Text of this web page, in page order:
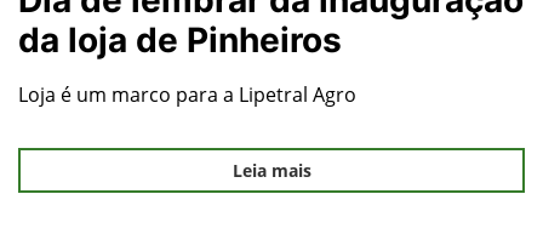
da loja de Pinheiros
Loja é um marco para a Lipetral Agro
Leia mais